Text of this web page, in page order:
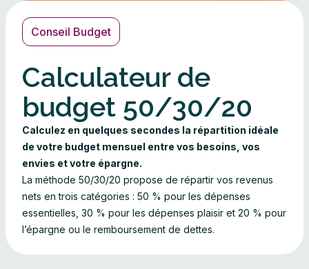
Conseil Budget
Calculateur de
budget 50/30/20
Calculez en quelques secondes la répartition idéale
de votre budget mensuel entre vos besoins, vos
envies et votre épargne.
La méthode 50/30/20 propose de répartir vos revenus
nets en trois catégories : 50 % pour les dépenses
essentielles, 30 % pour les dépenses plaisir et 20 % pour
l’épargne ou le remboursement de dettes.